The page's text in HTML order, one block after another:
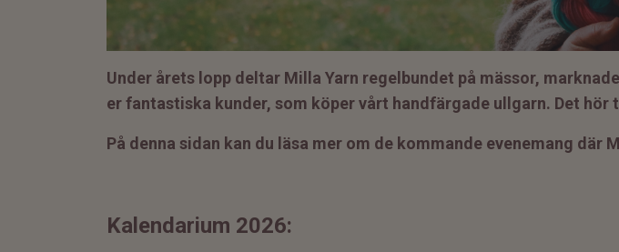
Under årets lopp deltar Milla Yarn regelbundet på mässor,
er fantastiska kunder, som köper vårt handfärgade ullgarn. Det
På denna sidan kan du läsa mer om de kommande evenemang där
Kalendarium 2026: